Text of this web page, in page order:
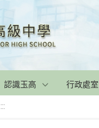
認識玉高 行政處室
:::